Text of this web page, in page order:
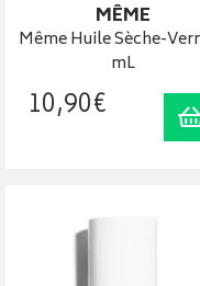
MÊME
Même Huile Sèche-
mL
10,90€